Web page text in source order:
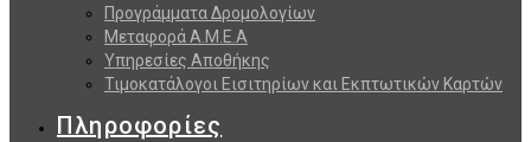
Προγράμματα Δρομολογίων
Μεταφορά Α.Μ.Ε.Α
Υπηρεσίες Αποθήκης
Τιμοκατάλογοι Εισιτηρίων και Εκπτωτικών Καρτών
Πληροφορίες